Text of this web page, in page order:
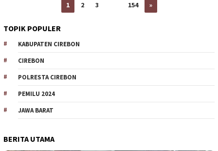
1 2 3 154 »
TOPIK POPULER
KABUPATEN CIREBON
CIREBON
POLRESTA CIREBON
PEMILU 2024
JAWA BARAT
BERITA UTAMA